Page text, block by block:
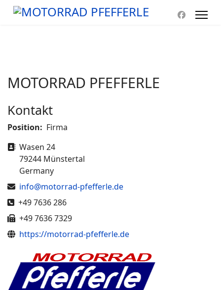
MOTORRAD PFEFFERLE
Kontakt
Position: Firma
Adresse
Wasen 24
79244 Münstertal
Germany
E-Mail
info@motorrad-pfefferle.de
Telefon
+49 7636 286
Fax
+49 7636 7329
Website
https://motorrad-pfefferle.de